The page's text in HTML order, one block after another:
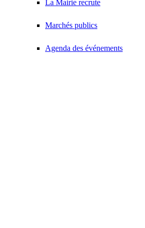
La Mairie recrute
Marchés publics
Agenda des événements